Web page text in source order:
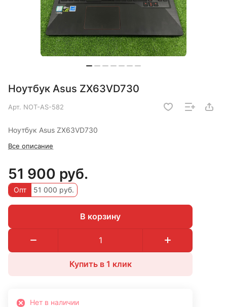
Ноутбук Asus ZX63VD730
Арт. NOT-AS-582
Ноутбук Asus ZX63VD730
Все описание
51 900 руб.
Опт 51 000 руб.
В корзину
Купить в 1 клик
Нет в наличии